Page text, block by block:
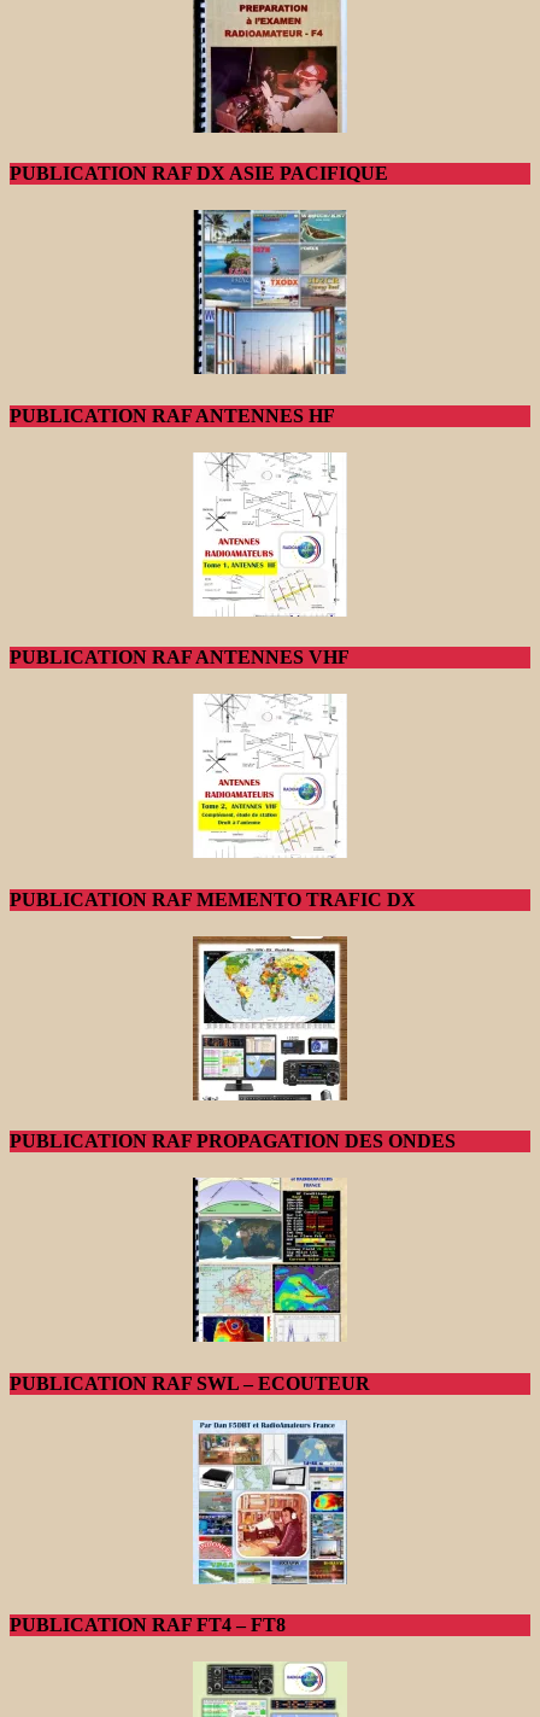
PUBLICATION RAF DX ASIE PACIFIQUE
PUBLICATION RAF ANTENNES HF
PUBLICATION RAF ANTENNES VHF
PUBLICATION RAF MEMENTO TRAFIC DX
PUBLICATION RAF PROPAGATION DES ONDES
PUBLICATION RAF SWL – ECOUTEUR
PUBLICATION RAF FT4 – FT8